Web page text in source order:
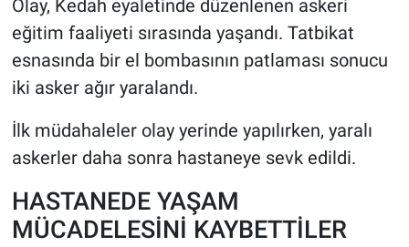
Olay, Kedah eyaletinde düzenlenen askeri
eğitim faaliyeti sırasında yaşandı. Tatbikat
esnasında bir el bombasının patlaması sonucu
iki asker ağır yaralandı.
İlk müdahaleler olay yerinde yapılırken, yaralı
askerler daha sonra hastaneye sevk edildi.
HASTANEDE YAŞAM
MÜCADELESİNİ KAYBETTİLER